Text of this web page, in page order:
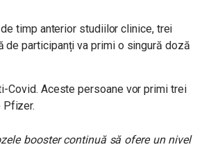
timp anterior studiilor clinice, trei
de participanți va primi o singură doză
Covid. Aceste persoane vor primi trei
Pfizer.
booster continuă să ofere un nivel